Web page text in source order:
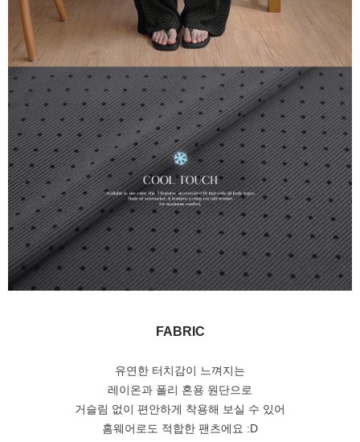
FABRIC
유연한 터치감이 느껴지는
레이온과 폴리 혼용 원단으로
거슬림 없이 편안하게 착용해 보실 수 있어
홈웨어로도 적합한 팬츠에요 :D